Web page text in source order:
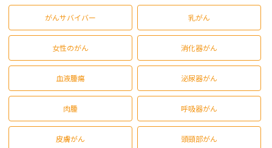
がんサバイバー 乳がん
女性のがん 消化器がん
血液腫瘍 泌尿器がん
肉腫 呼吸器がん
皮膚がん 頭頸部がん